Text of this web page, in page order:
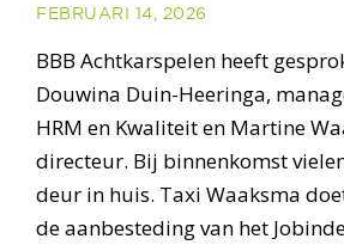
FEBRUARI 14, 2026
BBB Achtkarspelen heeft
Douwina Duin-Heeringa,
HRM en Kwaliteit en Martine
directeur. Bij binnenkomst
deur in huis. Taxi Waaksma
de aanbesteding van het